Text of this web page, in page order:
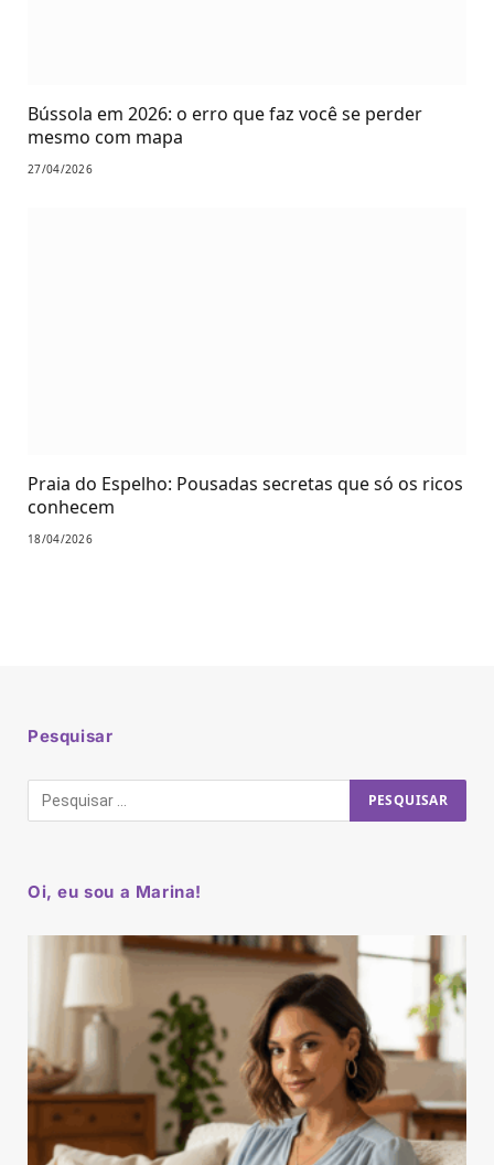
Bússola em 2026: o erro que faz você se perder
mesmo com mapa
27/04/2026
Praia do Espelho: Pousadas secretas que só os ricos
conhecem
18/04/2026
Pesquisar
Oi, eu sou a Marina!